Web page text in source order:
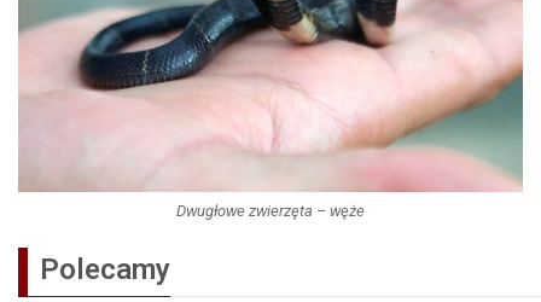
Dwugłowe zwierzęta – węże
Polecamy